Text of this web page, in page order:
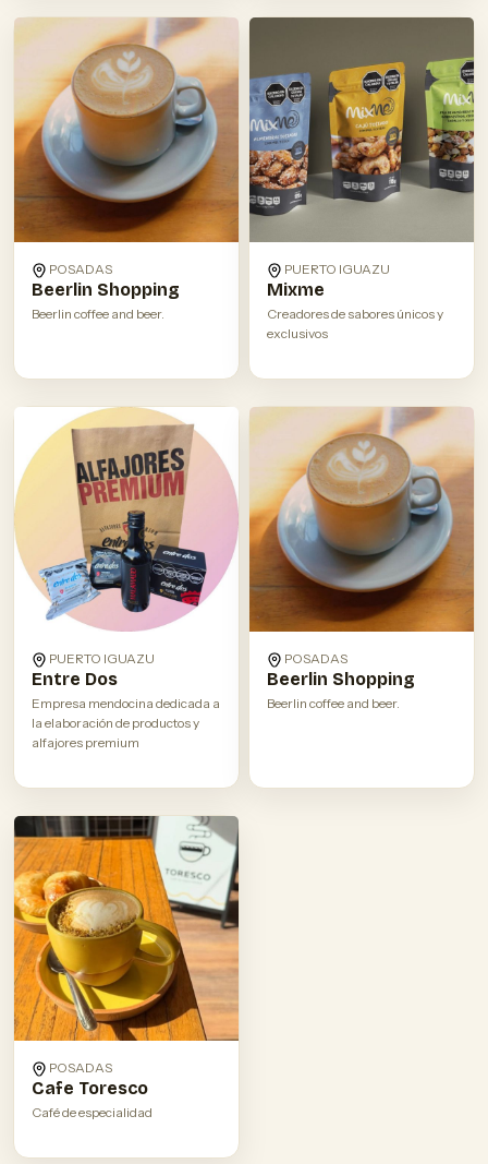
POSADAS
Beerlin Shopping
Beerlin coffee and beer.
PUERTO IGUAZU
Mixme
Creadores de sabores únicos y
exclusivos
PUERTO IGUAZU
Entre Dos
Empresa mendocina dedicada a
la elaboración de productos y
alfajores premium
POSADAS
Beerlin Shopping
Beerlin coffee and beer.
POSADAS
Cafe Toresco
Café de especialidad